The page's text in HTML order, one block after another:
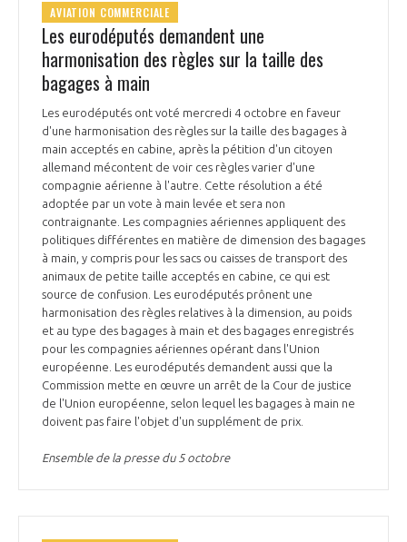
AVIATION COMMERCIALE
Les eurodéputés demandent une
harmonisation des règles sur la taille des
bagages à main
Les eurodéputés ont voté mercredi 4 octobre en faveur
d'une harmonisation des règles sur la taille des bagages à
main acceptés en cabine, après la pétition d'un citoyen
allemand mécontent de voir ces règles varier d'une
compagnie aérienne à l'autre. Cette résolution a été
adoptée par un vote à main levée et sera non
contraignante. Les compagnies aériennes appliquent des
politiques différentes en matière de dimension des bagages
à main, y compris pour les sacs ou caisses de transport des
animaux de petite taille acceptés en cabine, ce qui est
source de confusion. Les eurodéputés prônent une
harmonisation des règles relatives à la dimension, au poids
et au type des bagages à main et des bagages enregistrés
pour les compagnies aériennes opérant dans l'Union
européenne. Les eurodéputés demandent aussi que la
Commission mette en œuvre un arrêt de la Cour de justice
de l'Union européenne, selon lequel les bagages à main ne
doivent pas faire l'objet d'un supplément de prix.
Ensemble de la presse du 5 octobre